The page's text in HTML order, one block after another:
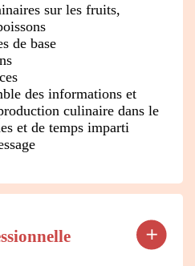
sur les fruits,
de base
des informations et
culinaire dans le
et de temps imparti